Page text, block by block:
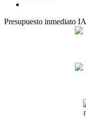
Presupuesto inmediato IA